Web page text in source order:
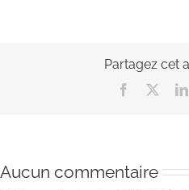
Partagez cet
Facebook
Aucun commentaire